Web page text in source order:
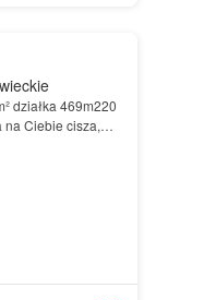
działka 469m220
na Ciebie cisza,